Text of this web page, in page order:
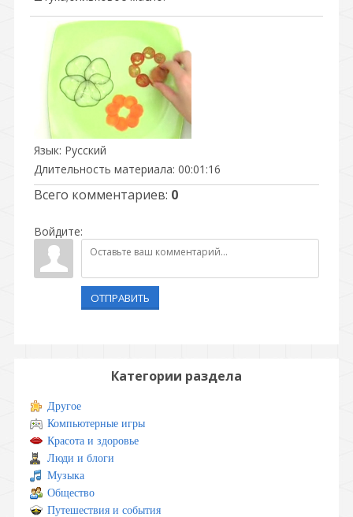
Язык: Русский
Длительность материала: 00:01:16
Всего комментариев: 0
Войдите:
ОТПРАВИТЬ
Категории раздела
Другое
Компьютерные игры
Красота и здоровье
Люди и блоги
Музыка
Общество
Путешествия и события